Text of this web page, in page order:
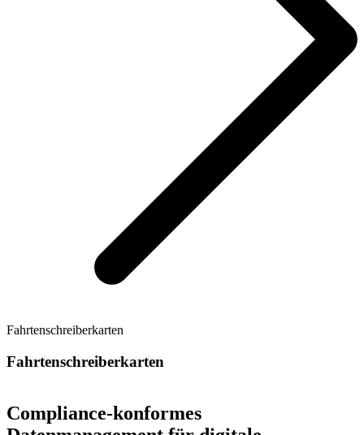
Fahrtenschreiberkarten
Fahrtenschreiberkarten
Compliance-konformes